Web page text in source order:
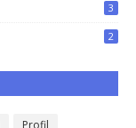
3
2
Profil